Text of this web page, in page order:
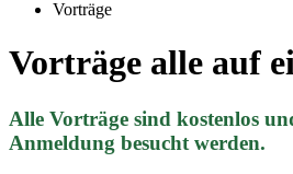
Vorträge
Vorträge alle auf
Alle Vorträge sind kostenlos
Anmeldung besucht werden.